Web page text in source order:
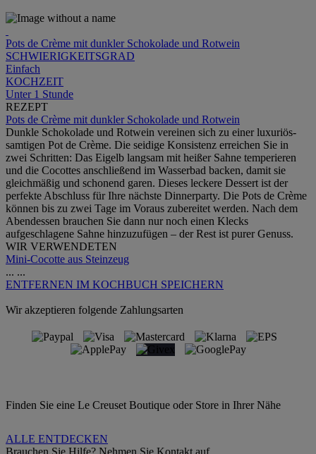
Pots de Crème mit dunkler Schokolade und Rotwein
SCHWIERIGKEITSGRAD
Einfach
KOCHZEIT
Unter 1 Stunde
REZEPT
Pots de Crème mit dunkler Schokolade und Rotwein
Dunkle Schokolade und Rotwein vereinen sich zu einer luxuriös-
samtigen Pot de Crème. Die seidige Konsistenz erreichen Sie in
zwei Schritten: Das Eigelb langsam mit heißer Sahne temperieren
und die Cocottes anschließend im Wasserbad backen, damit sie
gleichmäßig und schonend garen. Dieses leckere Dessert ist der
perfekte Abschluss für Ihre nächste Dinnerparty. Die Pots de Crème
können bis zu zwei Tage im Voraus zubereitet werden. Nach dem
Abendessen brauchen Sie dann nur noch einen Klecks
aufgeschlagene Sahne hinzuzufügen – der Rest ist purer Genuss.
WIR VERWENDETEN
Mini-Cocotte aus Steinzeug
... ...
ENTFERNEN IM KOCHBUCH SPEICHERN
Wir akzeptieren folgende Zahlungsarten
Finden Sie eine Le Creuset Boutique oder Store in Ihrer Nähe
ALLE ENTDECKEN